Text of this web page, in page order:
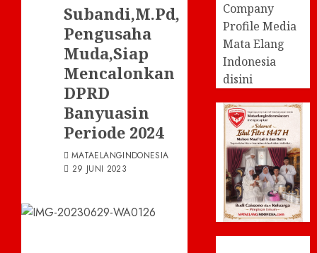
Subandi,M.Pd,
Pengusaha
Muda,Siap
Mencalonkan
DPRD
Banyuasin
Periode 2024
MATAELANGINDONESIA
29 JUNI 2023
Company
Profile Media
Mata Elang
Indonesia
disini